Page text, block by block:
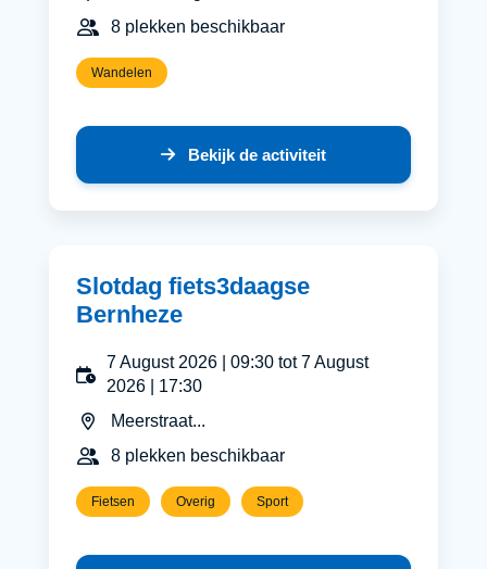
8 plekken beschikbaar
Wandelen
Bekijk de activiteit
Slotdag fiets3daagse
Bernheze
7 August 2026 | 09:30 tot 7 August
2026 | 17:30
Meerstraat...
8 plekken beschikbaar
Fietsen Overig Sport